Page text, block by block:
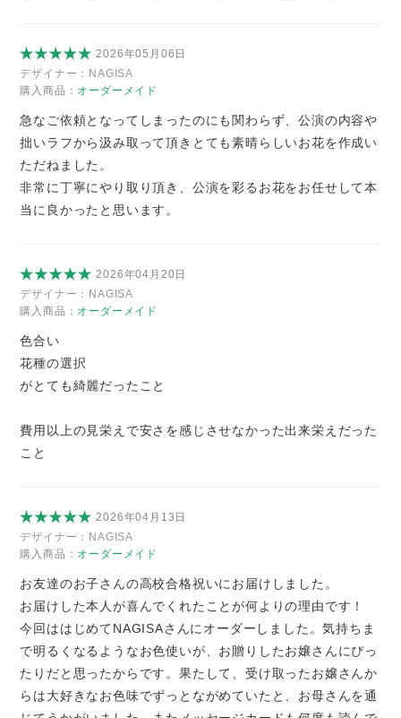
2026年05月06日
デザイナー： NAGISA
購入商品： オーダーメイド
急なご依頼となってしまったのにも関わらず、公演の内容や
拙いラフから汲み取って頂きとても素晴らしいお花を作成い
ただねました。
非常に丁寧にやり取り頂き、公演を彩るお花をお任せして本
当に良かったと思います。
2026年04月20日
デザイナー： NAGISA
購入商品： オーダーメイド
色合い
花種の選択
がとても綺麗だったこと
費用以上の見栄えで安さを感じさせなかった出来栄えだった
こと
2026年04月13日
デザイナー： NAGISA
購入商品： オーダーメイド
お友達のお子さんの高校合格祝いにお届けしました。
お届けした本人が喜んでくれたことが何よりの理由です！
今回ははじめてNAGISAさんにオーダーしました。気持ちま
で明るくなるようなお色使いが、お贈りしたお嬢さんにぴっ
たりだと思ったからです。果たして、受け取ったお嬢さんか
らは大好きなお色味でずっとながめていたと、お母さんを通